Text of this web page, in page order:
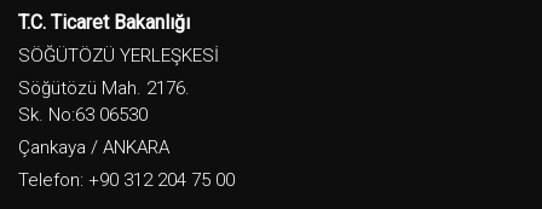
T.C. Ticaret Bakanlığı
SÖĞÜTÖZÜ YERLEŞKESİ
Söğütözü Mah. 2176.
Sk. No:63 06530
Çankaya / ANKARA
Telefon: +90 312 204 75 00